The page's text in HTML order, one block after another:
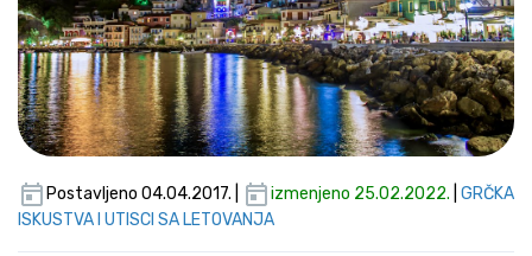
Postavljeno 04.04.2017. | izmenjeno 25.02.2022. GRČKA
ISKUSTVA I UTISCI SA LETOVANJA